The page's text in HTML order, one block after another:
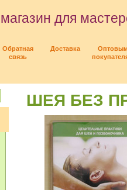
для
Обратная
связь
Доставка
ШЕЯ БЕЗ